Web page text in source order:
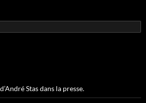
Stas dans la presse.